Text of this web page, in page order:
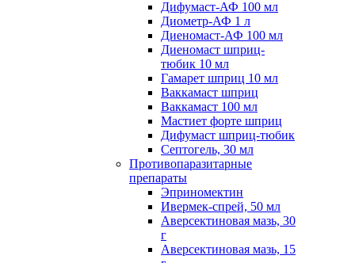
Дифумаст-АФ 100 мл
Диометр-АФ 1 л
Диеномаст-АФ 100 мл
Диеномаст шприц-
тюбик 10 мл
Гамарет шприц 10 мл
Ваккамаст шприц
Ваккамаст 100 мл
Мастиет форте шприц
Дифумаст шприц-тюбик
Септогель, 30 мл
Противопаразитарные
препараты
Эприномектин
Ивермек-спрей, 50 мл
Аверсектиновая мазь, 30
г
Аверсектиновая мазь, 15